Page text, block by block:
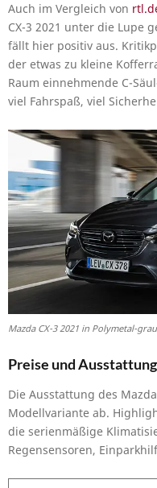
Auch im Vergleich von
CX-3 2021 unter die Lupe
fällt hier positiv aus.
der etwas zu kleine
Raum einnehmende C-
viel Fahrspaß, viel
Mazda CX-3 2021 in Polymetal-grau
Preise und
Die Ausstattung des
Modellvariante ab.
die serienmäßige
Regensensoren,